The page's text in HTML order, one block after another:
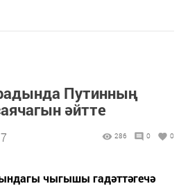
Путинның
әйтте
286 0 0
чыгышы гадәттәгечә